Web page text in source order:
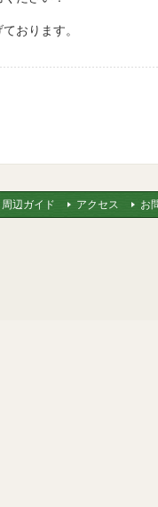
おります。
周辺ガイド アクセス お